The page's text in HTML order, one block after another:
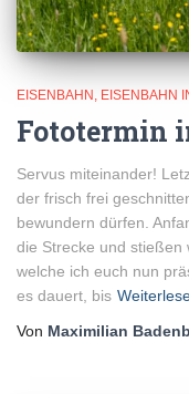
EISENBAHN EISENBAHN
Fototermin
Servus miteinander!
der frisch frei
bewundern dürfen.
die Strecke und stießen
welche ich euch nun
es dauert, bis
Von Maximilian